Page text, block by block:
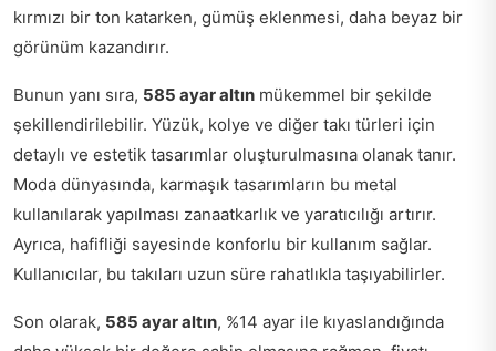
kırmızı bir ton katarken, gümüş eklenmesi, daha beyaz bir
görünüm kazandırır.
Bunun yanı sıra, 585 ayar altın mükemmel bir şekilde
şekillendirilebilir. Yüzük, kolye ve diğer takı türleri için
detaylı ve estetik tasarımlar oluşturulmasına olanak tanır.
Moda dünyasında, karmaşık tasarımların bu metal
kullanılarak yapılması zanaatkarlık ve yaratıcılığı artırır.
Ayrıca, hafifliği sayesinde konforlu bir kullanım sağlar.
Kullanıcılar, bu takıları uzun süre rahatlıkla taşıyabilirler.
Son olarak, 585 ayar altın, %14 ayar ile kıyaslandığında